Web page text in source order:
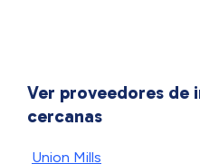
Ver proveedores de
cercanas
Union Mills